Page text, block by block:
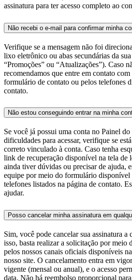
assinatura para ter acesso completo ao
Não recebi o e-mail para confirmar minha
Verifique se a mensagem não foi
lixo eletrônico ou abas secundárias da
“Promoções” ou “Atualizações”). Caso
recomendamos que entre em contato
formulário de contato ou pelos telefones
contato.
Não estou conseguindo entrar na minha
Se você já possui uma conta no Painel
dificuldades para acessar, verifique se
correto vinculado à conta. Caso tenha
link de recuperação disponível na tela de
ainda tiver dúvidas ou precisar de ajuda,
equipe por meio do formulário disponível
telefones listados na página de contato.
ajudar.
Posso cancelar minha assinatura em
Sim, você pode cancelar sua assinatura a
isso, basta realizar a solicitação por meio
pelos nossos canais oficiais disponíveis
nosso site. O cancelamento entra em
vigente (mensal ou anual), e o acesso
data. Não há reembolso proporcional